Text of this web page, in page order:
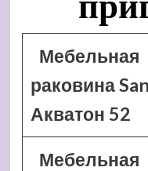
Мебельная
раковина
Акватон 52
Мебельная